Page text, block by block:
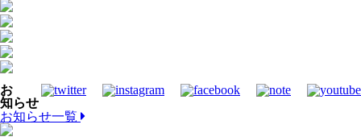
お
知らせ
お知らせ一覧